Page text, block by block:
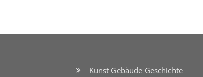
Kunst Gebäude Geschichte